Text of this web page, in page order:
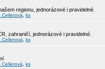
regionu, jednorázové i pravidelné.
Cellerová ks
zahraničí, jednorázové i pravidelné.
Cellerová ks
Cellerová ks